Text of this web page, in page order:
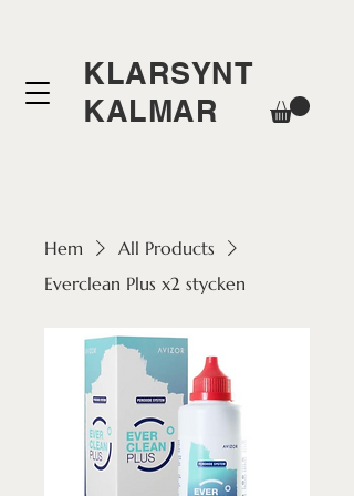
KLARSYNT
KALMAR
Hem
All Products
Everclean Plus x2 stycken